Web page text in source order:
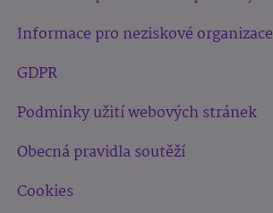
Informace pro neziskové organizace
GDPR
Podmínky užití webových stránek
Obecná pravidla soutěží
Cookies